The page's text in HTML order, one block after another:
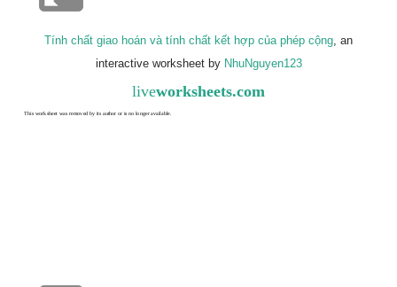
Tính chất giao hoán và tính chất kết hợp của phép cộng, an
interactive worksheet by NhuNguyen123
liveworksheets.com